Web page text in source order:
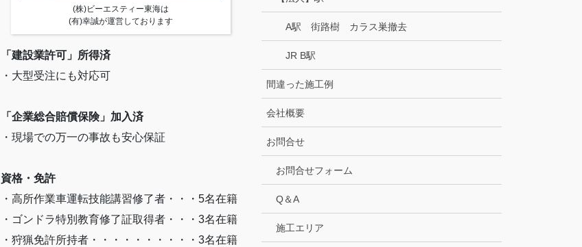
(株)ビーエスティー東海は
(有)幸誠が運営しております
「建設業許可」所得済
・大型受注にも対応可
「企業総合賠償保険」加入済
・現場での万一の事故も安心保証
資格・免許
・高所作業車運転技能講習修了者・・・5名在籍
・ゴンドラ特別教育修了証取得者・・・3名在籍
・狩猟免許所持者・・・・・・・・・・3名在籍
A駅 街路樹 カラス巣撤去
JR B駅
間違った施工例
会社概要
お問合せ
お問合せフォーム
Q＆A
施工エリア